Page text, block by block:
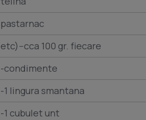
pastarnac
etc)--cca 100 gr. fiecare
-condimente
-1 lingura smantana
-1 cubulet unt